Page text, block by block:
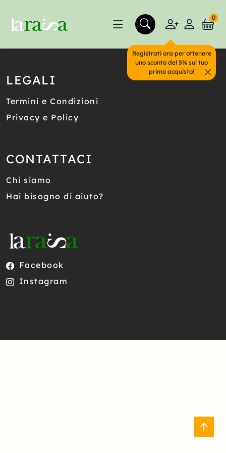
Registrati ora per ottenere
uno sconto del 5% sul tuo
primo acquisto!
0
LEGALI
Termini e Condizioni
Privacy e Policy
CONTATTACI
Chi siamo
Hai bisogno di aiuto?
Facebook
Instagram